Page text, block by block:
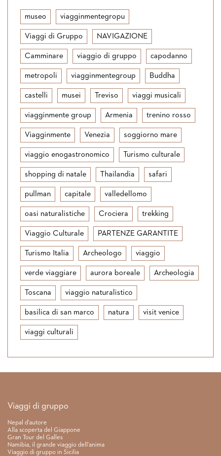
museo viagginmentegropu
Viaggi di Gruppo NAVIGAZIONE
Camminare viaggio di gruppo capodanno
metropoli viagginmentegroup Buddha
castelli musei Treviso viaggi musicali
viagginmente group Armenia trenino rosso
Viagginmente Venezia soggiorno mare
viaggio enogastronomico Turismo culturale
shopping di natale Thailandia safari
pullman capitale valledellomo
oasi naturalistiche Crociera trekking
Viaggio Culturale PARTENZE GARANTITE
Turismo Italia Archeologo viaggio
verde viaggiare aurora boreale Archeologia
Toscana viaggio naturalistico
basilica di san marco natura visit venice
viaggi culturali
Link rapidi
Viaggi di gruppo
Nepal d’autore
Alla scoperta del Giappone
Gran Tour del Galles
Namibia, il grande viaggio dell’anima
Viaggio di gruppo in Sicilia